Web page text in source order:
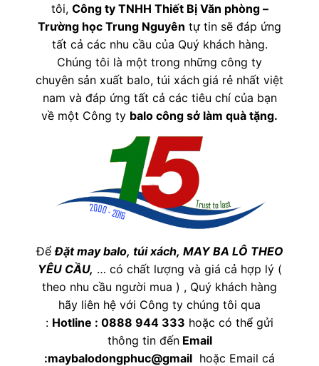
tôi, Công ty TNHH Thiết Bị Văn phòng –
Trường học Trung Nguyên tự tin sẽ đáp ứng
tất cả các nhu cầu của Quý khách hàng.
Chúng tôi là một trong những công ty
chuyên sản xuất balo, túi xách giá rẻ nhất việt
nam và đáp ứng tất cả các tiêu chí của bạn
về một Công ty balo công sở làm quà tặng.
ĐểĐặt may balo, túi xách, MAY BA LÔ THEO
YÊU CẦU, … có chất lượng và giá cả hợp lý (
theo nhu cầu người mua ) , Quý khách hàng
hãy liên hệ với Công ty chúng tôi qua
: Hotline : 0888 944 333 hoặc có thể gửi
thông tin đếnEmail
:maybalodongphuc@gmail hoặc Email cá